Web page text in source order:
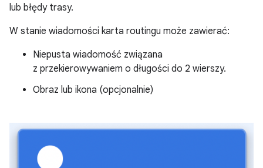
lub błędy trasy.
W stanie wiadomości karta routingu może zawierać:
Niepusta wiadomość związana
z przekierowywaniem o długości do 2 wierszy.
Obraz lub ikona (opcjonalnie)